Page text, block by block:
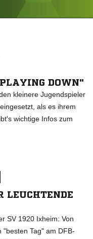
DOWN"
kleinere Jugendspieler
als es ihrem
wichtige Infos zum
LEUCHTENDE
SV 1920 Ixheim: Von
Tag" am DFB-